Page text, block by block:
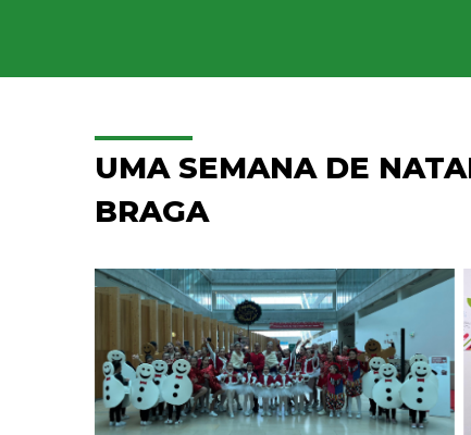
UMA SEMANA DE
BRAGA